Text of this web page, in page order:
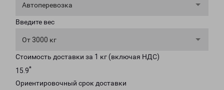
Автоперевозка
Введите вес
От 3000 кг
Стоимость доставки за 1 кг (включая НДС)
15.9*
Ориентировочный срок доставки